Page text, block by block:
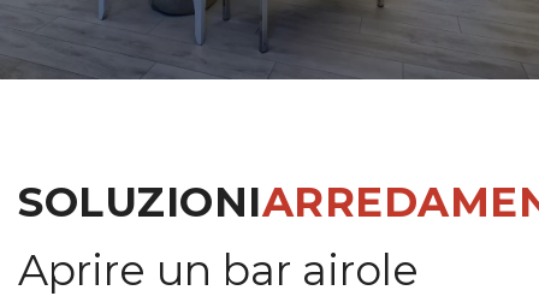
SOLUZIONI
Aprire un bar airole